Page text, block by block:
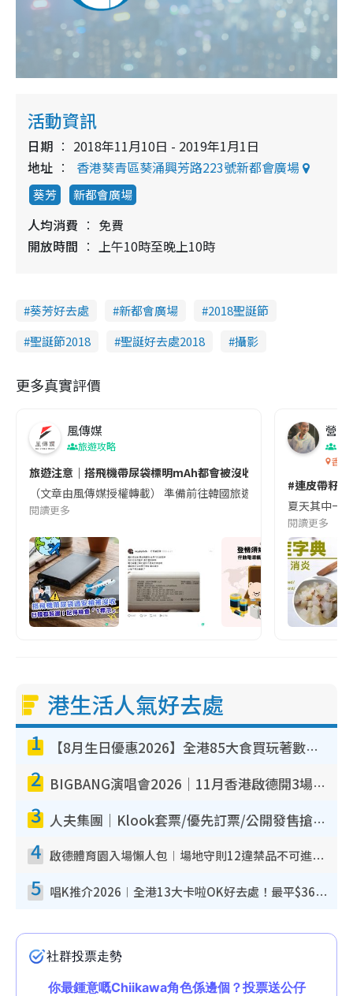
活動資訊
日期
2018年11月10日 - 2019年1月1日
地址
香港葵青區葵涌興芳路223號新都會廣場
葵芳 新都會廣場
人均消費
免費
開放時間
上午10時至晚上10時
葵芳好去處 新都會廣場
2018聖誕節
聖誕節2018
聖誕好去處2018 攝影
更多真實評價
風傳媒
旅遊攻略
旅遊注意｜搭飛機帶尿袋標明mAh都會被沒收😱出發前切記檢查
（文章由風傳媒授權轉載） 準備前往韓國旅遊的民眾，近期要
閱讀更多
營養
香港
#連皮帶籽
夏天其中一
閱讀更多
港生活人氣好去處
1 【8月生日優惠2026】全港85大食買玩著數攻略 自助餐/火鍋放題同行免費＋誠品/DONKI送現金券
2 BIGBANG演唱會2026｜11月香港啟德開3場！實名制VIP申請、優先購票攻略
3 人夫集團｜Klook套票/優先訂票/公開發售搶飛攻略！附票價.購票連結.場地座位表
4 啟德體育園入場懶人包︱場地守則12違禁品不可進場准帶細水樽但全場禁樽蓋！應援牌有限制！
5 唱K推介2026︱全港13大卡啦OK好去處！最平$36起 日文K都有！(附地址+收費詳情)